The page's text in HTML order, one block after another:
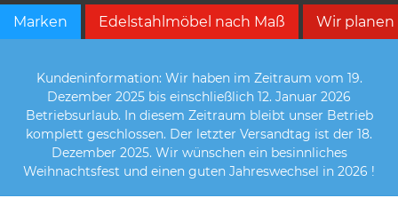
Marken Edelstahlmöbel nach Maß Wir planen
Kundeninformation: Wir haben im Zeitraum vom 19.
Dezember 2025 bis einschließlich 12. Januar 2026
Betriebsurlaub. In diesem Zeitraum bleibt unser Betrieb
komplett geschlossen. Der letzter Versandtag ist der 18.
Dezember 2025. Wir wünschen ein besinnliches
Weihnachtsfest und einen guten Jahreswechsel in 2026 !